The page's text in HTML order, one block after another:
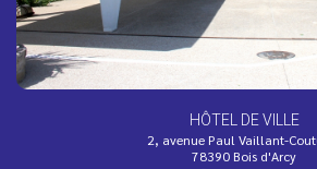
Inscription à la 3e édition de
Petits, grands, jeunes ou moins jeunes,
convivialité, le fun et les couleurs ?
HÔTEL DE VILLE
2, avenue Paul Vaillant-
78390 Bois d'Arcy